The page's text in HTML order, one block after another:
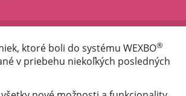
ktoré boli do systému WEXBO®
v priebehu niekoľkých posledných